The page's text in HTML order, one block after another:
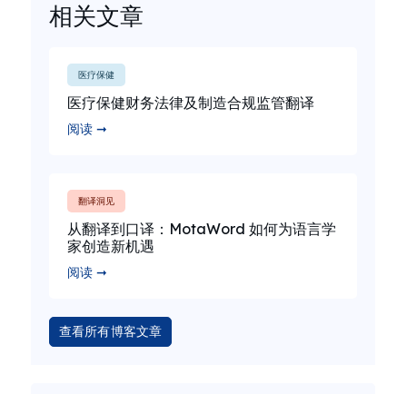
相关文章
医疗保健
医疗保健财务法律及制造合规监管翻译
阅读 ➞
翻译洞见
从翻译到口译：MotaWord 如何为语言学
家创造新机遇
阅读 ➞
查看所有博客文章